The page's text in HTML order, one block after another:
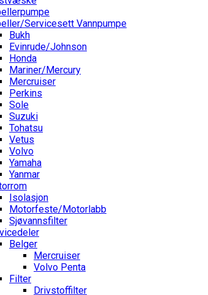
Servicesett Vannpumpe
Bukh
Evinrude/Johnson
Honda
Mariner/Mercury
Mercruiser
Perkins
Sole
Suzuki
Tohatsu
Vetus
Volvo
Yamaha
Yanmar
Isolasjon
Motorfeste/Motorlabb
Sjøvannsfilter
Belger
Mercruiser
Volvo Penta
Filter
Drivstoffilter